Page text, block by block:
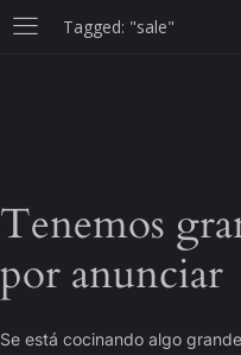
Tagged: "sale"LOGIN
Remember me
Tenemos
por anunciar
Se está cocinando algo